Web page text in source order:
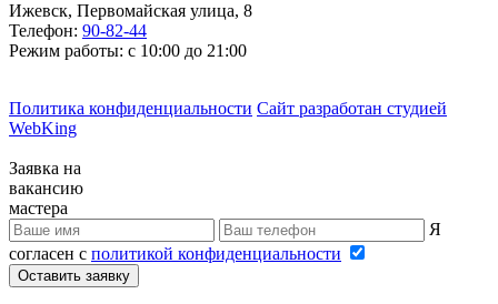
Ижевск, Первомайская улица, 8
Телефон: 90-82-44
Режим работы: с 10:00 до 21:00
Политика конфиденциальности Сайт разработан студией
WebKing
Заявка на
вакансию
мастера
Я
согласен с политикой конфиденциальности
Оставить заявку